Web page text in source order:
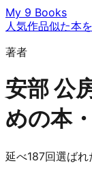
My 9 Books
人気作品似た本
著者
安部 公
めの本
延べ187回選ばれ